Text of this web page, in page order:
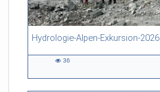
Hydrologie-Alpen-Exkursion-2026
06:46 duration
36